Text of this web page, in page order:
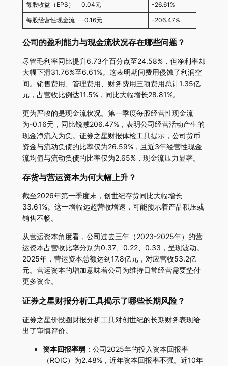
每股收益（EPS） 0.04元 -26.61%
每股经营性现金流 -0.16元 -206.47%
公司的盈利能力与现金流状况存在哪些问题？
尽管毛利率同比提升6.73个百分点至24.58%，但净利率却
大幅下滑31.76%至6.61%。这表明期间费用侵蚀了利润空
间。销售费用、管理费用、财务费用三项费用总计1.35亿
元，占营收比例达11.5%，同比大幅增长28.81%。
更为严峻的是现金流状况。第一季度每股经营性现金流
为-0.16元，同比锐减206.47%，表明公司经营活动产生的
现金净流入为负。证券之星财报体检工具提示，公司货币
资金与流动负债的比率仅为26.59%，且近3年经营性现金
流均值与流动负债的比率仅为2.65%，现金流压力显著。
存货与营运资本为何大幅上升？
截至2026年第一季度末，创世纪存货同比大幅增长
33.61%。这一增幅远超营收增速，可能预示着产品积压或
销售不畅。
从营运资本角度看，公司过去三年（2023-2025年）的营
运资本占营收比率分别为0.37、0.22、0.33，呈现波动。
2025年，营运资本总额达到17.8亿元，对应营收53.2亿
元。营运资本的增加意味着公司为维持日常经营需要垫付
更多资金。
证券之星财报分析工具揭示了哪些长期风险？
证券之星价投圈财报分析工具对创世纪的长期财务表现给
出了审慎评价。
资本回报率弱：公司2025年的投入资本回报率
（ROIC）为2.48%，近年资本回报率不强。近10年